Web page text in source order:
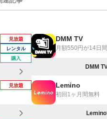
見放題
レンタル
購入
DMM TV
月額550円が14日
DMM
見放題 Lemino
初回1ヶ月間無料
Lemino